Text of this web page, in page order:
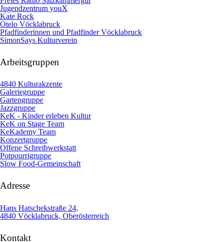
Jugendzentrum youX
Kate Rock
Otelo Vöcklabruck
Pfadfinderinnen und Pfadfinder Vöcklabruck
SimonSays Kulturverein
Arbeitsgruppen
4840 Kulturakzente
Galeriegruppe
Gartengruppe
Jazzgruppe
KeK - Kinder erleben Kultur
KeK on Stage Team
KeKademy Team
Konzertgruppe
Offene Schreibwerkstatt
Potpourrigruppe
Slow Food-Gemeinschaft
Adresse
Hans Hatschekstraße 24,
4840 Vöcklabruck, Oberösterreich
Kontakt